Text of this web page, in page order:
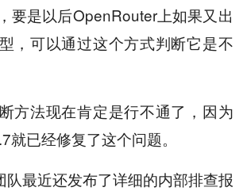
要是以后OpenRouter上如果又出
，可以通过这个方式判断它是不
方法现在肯定是行不通了，因为
就已经修复了这个问题。
队最近还发布了详细的内部排查报